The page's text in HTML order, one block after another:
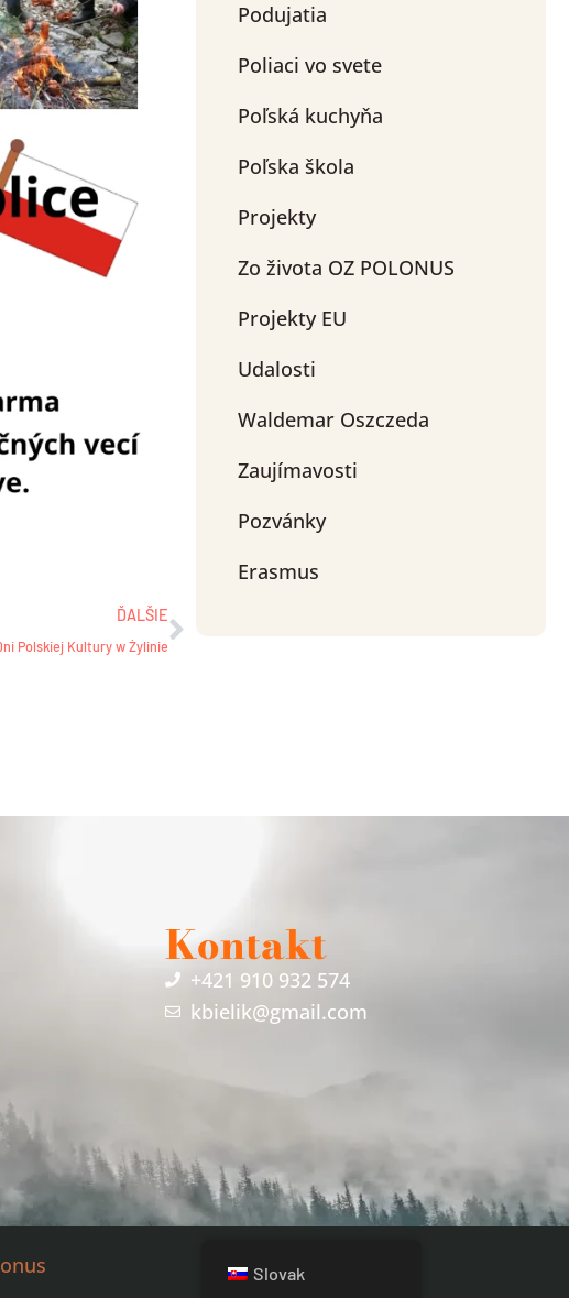
ĎALŠIE
Polskiej Kultury w Żylinie
Ďalšie
Podujatia
Poliaci vo svete
Poľská kuchyňa
Poľska škola
Projekty
Zo života OZ POLONUS
Projekty EU
Udalosti
Waldemar Oszczeda
Zaujímavosti
Pozvánky
Erasmus
Kontakt
+421 910 932 574
kbielik@gmail.com
Slovak